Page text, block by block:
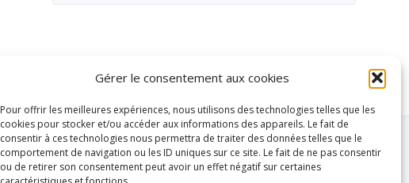
Gérer le consentement aux cookies
Pour offrir les meilleures expériences, nous utilisons des technologies telles que les
cookies pour stocker et/ou accéder aux informations des appareils. Le fait de
consentir à ces technologies nous permettra de traiter des données telles que le
comportement de navigation ou les ID uniques sur ce site. Le fait de ne pas consentir
ou de retirer son consentement peut avoir un effet négatif sur certaines